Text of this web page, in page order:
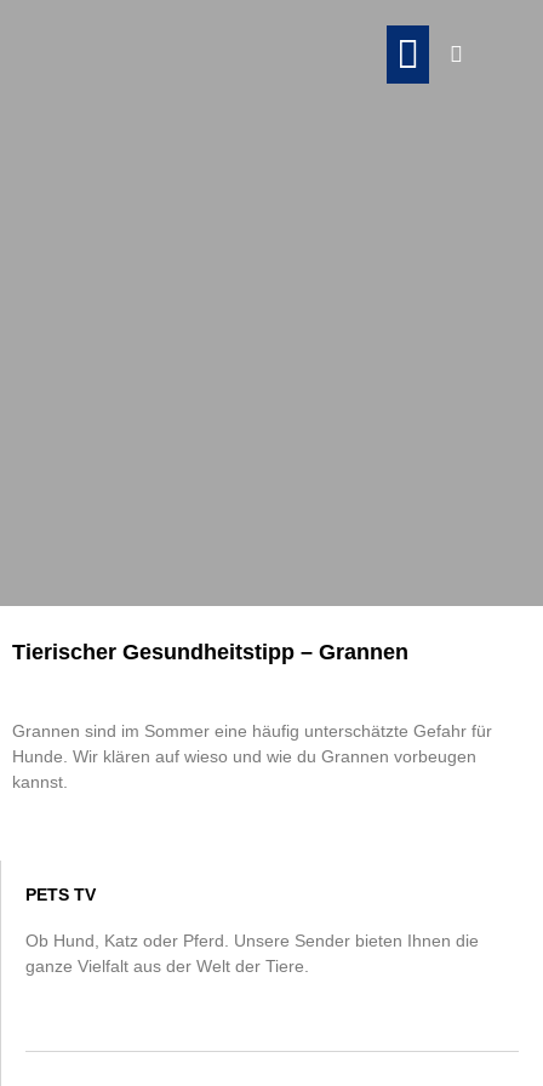
Tierischer Gesundheitstipp – Grannen
Grannen sind im Sommer eine häufig unterschätzte Gefahr für
Hunde. Wir klären auf wieso und wie du Grannen vorbeugen
kannst.
PETS TV
Ob Hund, Katz oder Pferd. Unsere Sender bieten Ihnen die
ganze Vielfalt aus der Welt der Tiere.